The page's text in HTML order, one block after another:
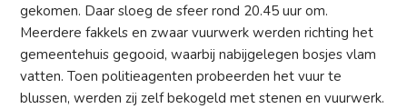
gekomen. Daar sloeg de sfeer rond 20.45 uur om.
Meerdere fakkels en zwaar vuurwerk werden richting het
gemeentehuis gegooid, waarbij nabijgelegen bosjes vlam
vatten. Toen politieagenten probeerden het vuur te
blussen, werden zij zelf bekogeld met stenen en vuurwerk.